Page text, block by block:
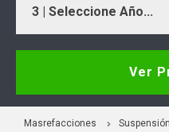
3 | Seleccione Año...
Ver
Masrefacciones